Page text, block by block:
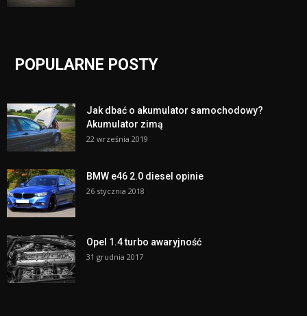
POPULARNE POSTY
Jak dbać o akumulator samochodowy?
Akumulator zimą
22 września 2019
BMW e46 2.0 diesel opinie
26 stycznia 2018
Opel 1.4 turbo awaryjność
31 grudnia 2017